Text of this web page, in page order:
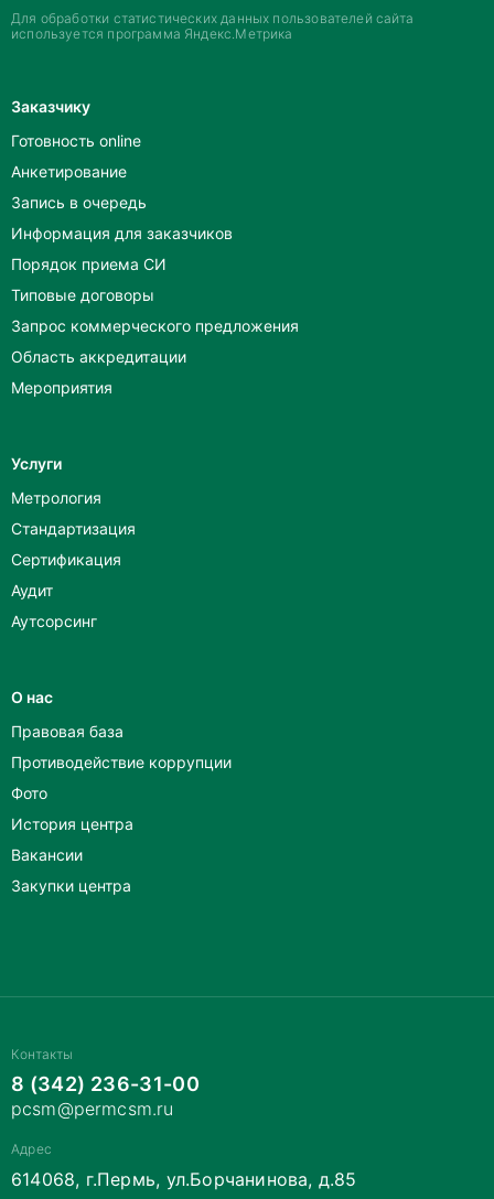
Для обработки статистических данных пользователей сайта
используется программа Яндекс.Метрика
Заказчику
Готовность online
Анкетирование
Запись в очередь
Информация для заказчиков
Порядок приема СИ
Типовые договоры
Запрос коммерческого предложения
Область аккредитации
Мероприятия
Услуги
Метрология
Стандартизация
Сертификация
Аудит
Аутсорсинг
О нас
Правовая база
Противодействие коррупции
Фото
История центра
Вакансии
Закупки центра
Контакты
8 (342) 236-31-00
pcsm@permcsm.ru
Адрес
614068, г.Пермь, ул.Борчанинова, д.85